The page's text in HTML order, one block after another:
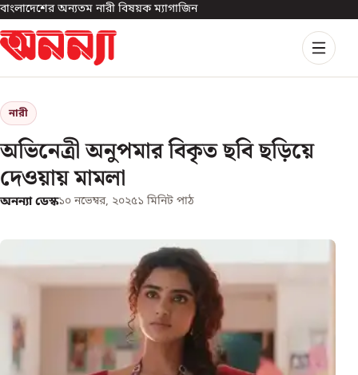
বাংলাদেশের অন্যতম নারী বিষয়ক ম্যাগাজিন
নারী
অভিনেত্রী অনুপমার বিকৃত ছবি ছড়িয়ে
দেওয়ায় মামলা
অনন্যা ডেস্ক১০ নভেম্বর, ২০২৫১ মিনিট পাঠ